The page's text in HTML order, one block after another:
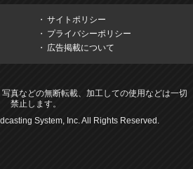
サイトポリシー
プライバシーポリシー
広告掲載について
真などの無断転載、加工しての使用などは一切
禁止します。
System, Inc. All Rights Reserved.